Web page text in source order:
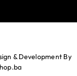
& Development By